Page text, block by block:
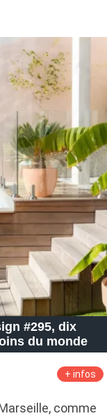
#295, dix
du monde
+ infos
comme